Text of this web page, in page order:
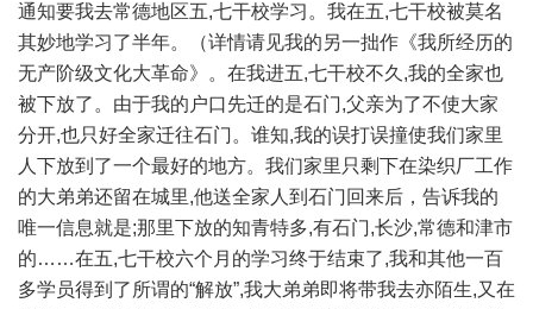
通知要我去常德地区五,七干校学习。我在五,七干校被莫名
其妙地学习了半年。（详情请见我的另一拙作《我所经历的
无产阶级文化大革命》。在我进五,七干校不久,我的全家也
被下放了。由于我的户口先迁的是石门,父亲为了不使大家
分开,也只好全家迁往石门。谁知,我的误打误撞使我们家里
人下放到了一个最好的地方。我们家里只剩下在染织厂工作
的大弟弟还留在城里,他送全家人到石门回来后，告诉我的
唯一信息就是;那里下放的知青特多,有石门,长沙,常德和津市
的……在五,七干校六个月的学习终于结束了,我和其他一百
多学员得到了所谓的“解放”,我大弟弟即将带我去亦陌生,又在